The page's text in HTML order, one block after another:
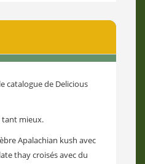
catalogue de Delicious
tant mieux.
Apalachian kush avec
thay croisés avec du